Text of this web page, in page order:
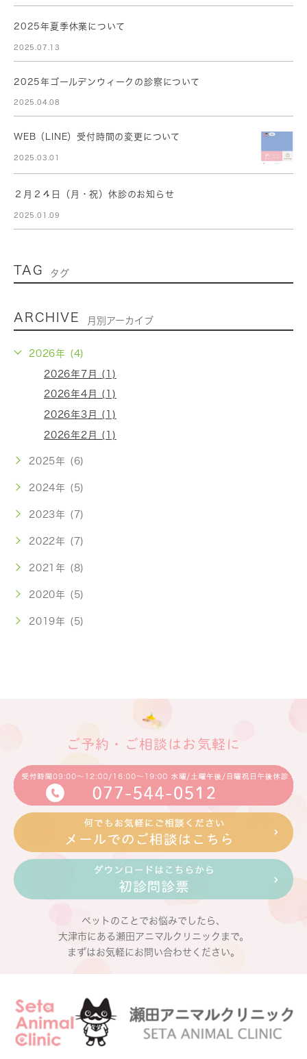
2025年夏季休業について
2025.07.13
2025年ゴールデンウィークの診察について
2025.04.08
WEB（LINE）受付時間の変更について
2025.03.01
２月２４日（月・祝）休診のお知らせ
2025.01.09
TAG タグ
ARCHIVE 月別アーカイブ
2026年 (4)
2026年7月 (1)
2026年4月 (1)
2026年3月 (1)
2026年2月 (1)
2025年 (6)
2024年 (5)
2023年 (7)
2022年 (7)
2021年 (8)
2020年 (5)
2019年 (5)
ご予約・ご相談はお気軽に
ペットのことでお悩みでしたら、
大津市にある瀬田アニマルクリニックまで。
まずはお気軽にお問い合わせください。